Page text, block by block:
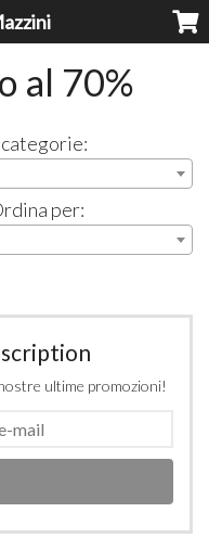
al 70%
per:
ultime promozioni!